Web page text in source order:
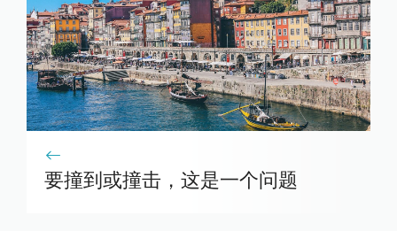
要撞到或撞击，这是一个问题